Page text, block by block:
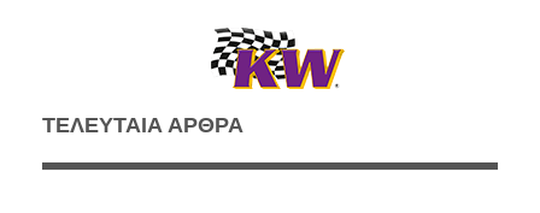
ΤΕΛΕΥΤΑΙΑ ΑΡΘΡΑ